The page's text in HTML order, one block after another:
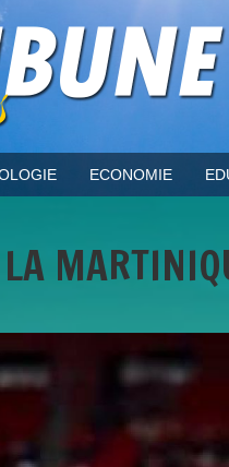
ECONOMIE
LA